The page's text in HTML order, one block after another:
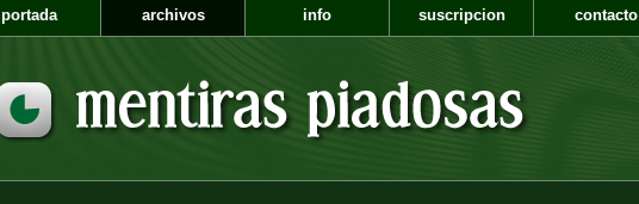
portada archivos info suscripcion contacto